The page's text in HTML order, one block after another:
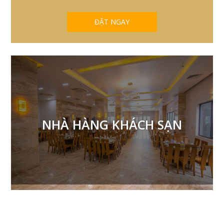
NHÀ HÀNG KHÁCH SẠN